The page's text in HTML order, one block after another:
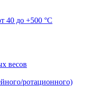
40 до +500 °С
весов
ротационного)